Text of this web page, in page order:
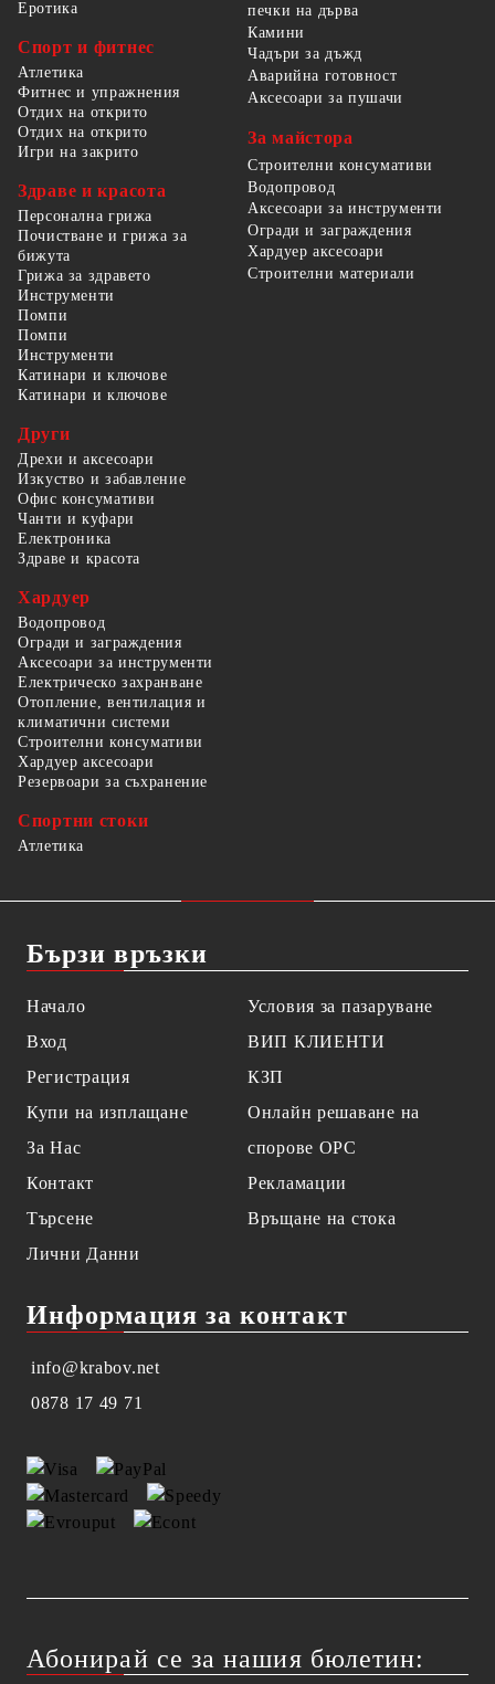
Еротика
Спорт и фитнес
Атлетика
Фитнес и упражнения
Отдих на открито
Отдих на открито
Игри на закрито
Здраве и красота
Персонална грижа
Почистване и грижа за
бижута
Грижа за здравето
печки на дърва
Камини
Чадъри за дъжд
Аварийна готовност
Аксесоари за пушачи
За майстора
Строителни консумативи
Водопровод
Аксесоари за инструменти
Огради и заграждения
Хардуер аксесоари
Строителни материали
Инструменти
Помпи
Помпи
Инструменти
Катинари и ключове
Катинари и ключове
Други
Дрехи и аксесоари
Изкуство и забавление
Офис консумативи
Чанти и куфари
Електроника
Здраве и красота
Хардуер
Водопровод
Огради и заграждения
Аксесоари за инструменти
Електрическо захранване
Отопление, вентилация и
климатични системи
Строителни консумативи
Хардуер аксесоари
Резервоари за съхранение
Спортни стоки
Атлетика
Бързи връзки
Начало
Вход
Регистрация
Купи на изплащане
За Нас
Контакт
Търсене
Лични Данни
Условия за пазаруване
ВИП КЛИЕНТИ
КЗП
Онлайн решаване на
спорове OPC
Рекламации
Връщане на стока
Информация за контакт
info@krabov.net
0878 17 49 71
Абонирай се за нашия бюлетин: